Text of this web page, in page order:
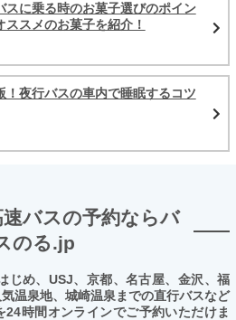
スに乗る時のお菓子選びのポイン
ススメのお菓子を紹介！
！夜行バスの車内で睡眠するコツ
バスの予約ならバ
のる.jp
め、USJ、京都、名古屋、金沢、福
温泉地、城崎温泉までの直行バスなど
時間オンラインでご予約いただけま